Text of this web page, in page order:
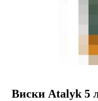
Виски Atalyk 5